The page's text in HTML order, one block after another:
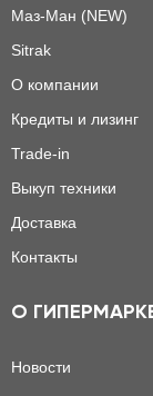
Маз-Ман (NEW)
Sitrak
О компании
Кредиты и лизинг
Trade-in
Выкуп техники
Доставка
Контакты
О
Новости